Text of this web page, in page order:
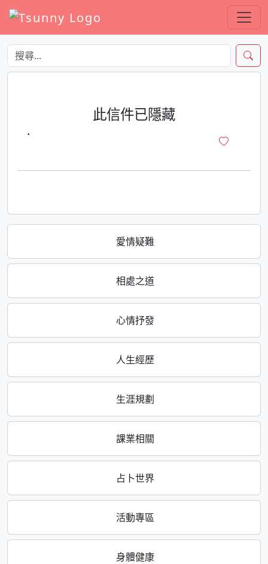
愛情疑難
相處之道
心情抒發
人生經歷
生涯規劃
課業相關
占卜世界
活動專區
身體健康
此信件已隱藏
·